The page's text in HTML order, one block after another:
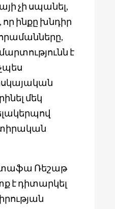
չի սպանել,
ինքը խնդիր
է
մեկ
Ռեշաթ
է դիտարկել